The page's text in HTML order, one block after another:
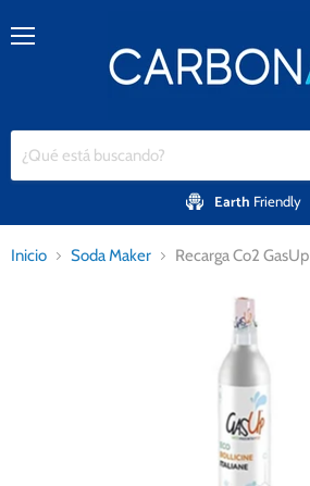
Earth Friendly
Inicio Soda Maker Recarga Co2 GasUp